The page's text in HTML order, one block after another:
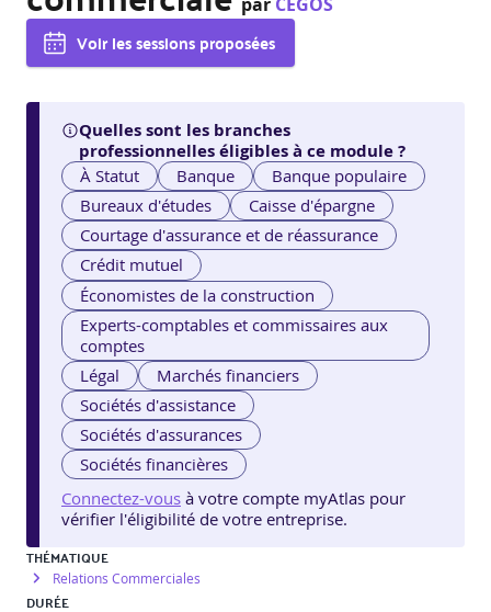
Voir les sessions proposées
Quelles sont les branches
professionnelles éligibles à ce module ?
À Statut Banque
Banque populaire
Bureaux d'études
Caisse d'épargne
Courtage d'assurance et de réassurance
Crédit mutuel
Économistes de la construction
Experts-comptables et commissaires aux
comptes
Légal
Marchés financiers
Sociétés d'assistance
Sociétés d'assurances
Sociétés financières
Connectez-vous à votre compte myAtlas pour
vérifier l'éligibilité de votre entreprise.
THÉMATIQUE
Relations Commerciales
DURÉE